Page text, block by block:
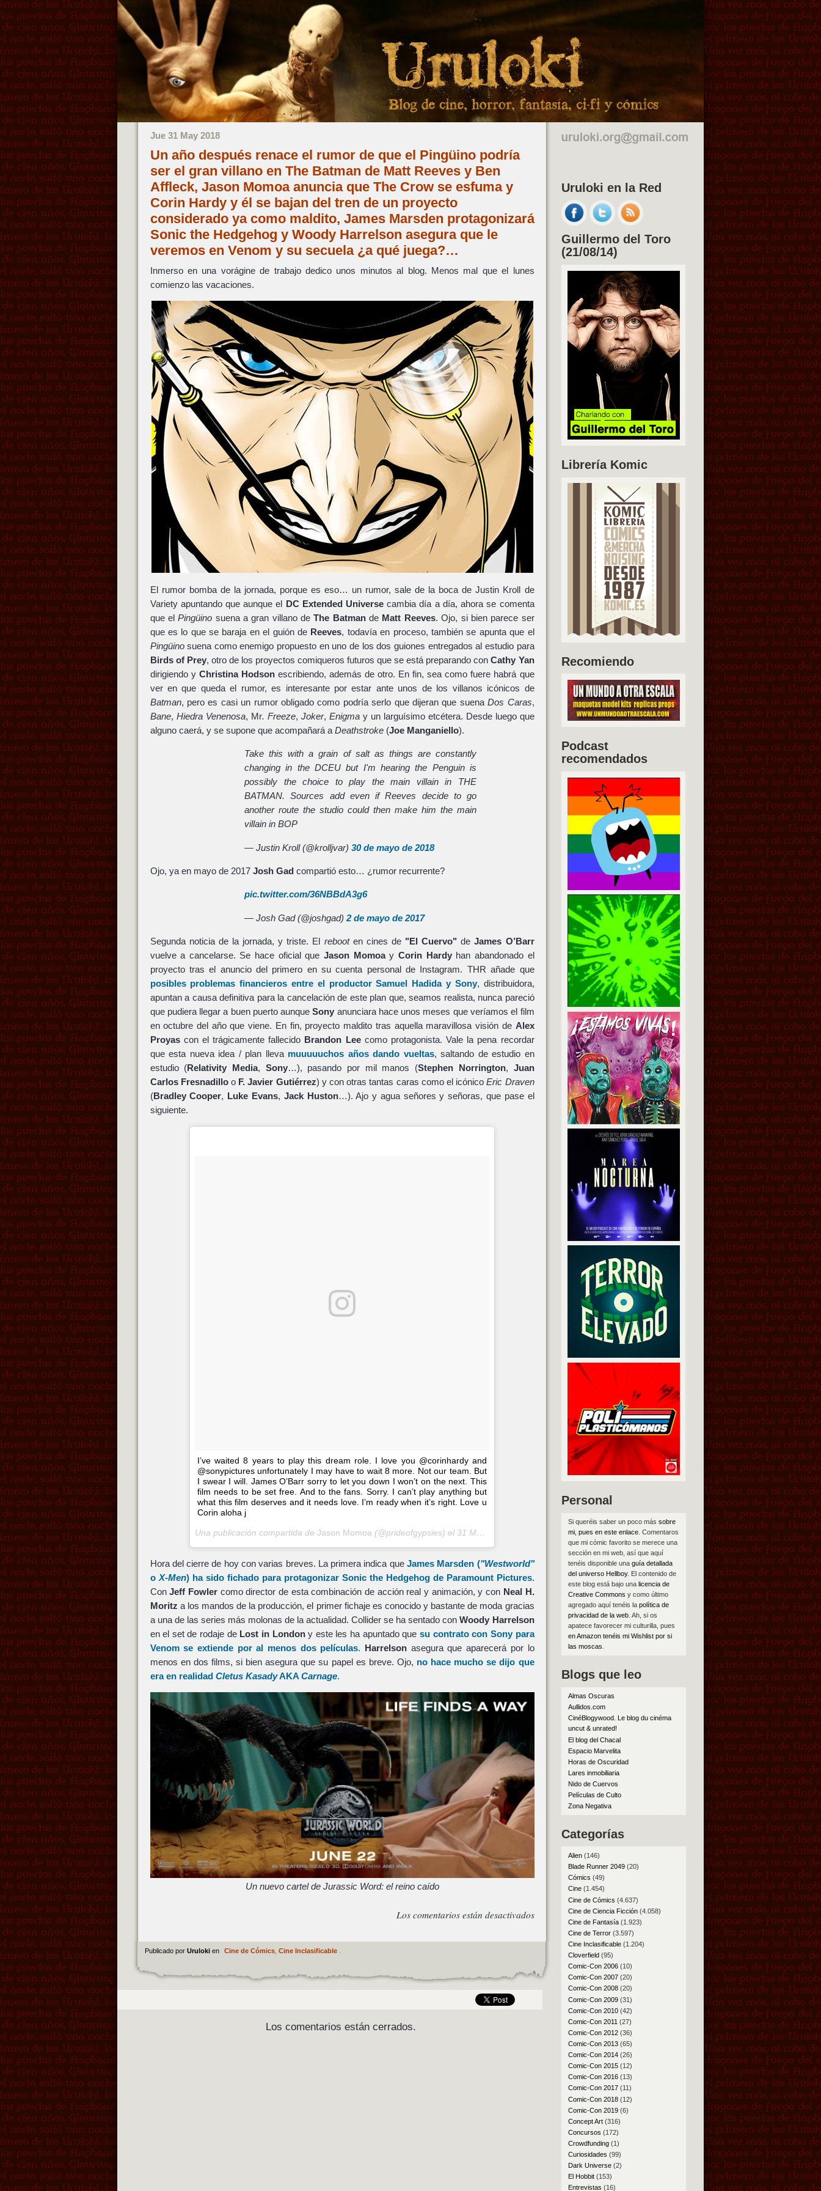
Jue 31 May 2018
Un año después renace el rumor de que el Pingüino podría
ser el gran villano en The Batman de Matt Reeves y Ben
Affleck, Jason Momoa anuncia que The Crow se esfuma y
Corin Hardy y él se bajan del tren de un proyecto
considerado ya como maldito, James Marsden protagonizará
Sonic the Hedgehog y Woody Harrelson asegura que le
veremos en Venom y su secuela ¿a qué juega?…
Inmerso en una vorágine de trabajo dedico unos minutos al blog. Menos mal que el lunes
comienzo las vacaciones.
El rumor bomba de la jornada, porque es eso… un rumor, sale de la boca de Justin Kroll de
Variety apuntando que aunque el DC Extended Universe cambia día a día, ahora se comenta
que elPingüino suena a gran villano deThe Batmande Matt Reeves. Ojo, si bien parece ser
que es lo que se baraja en el guión de Reeves, todavía en proceso, también se apunta que el
Pingüinosuena como enemigo propuesto en uno de los dos guiones entregados al estudio para
Birds of Prey, otro de los proyectos comiqueros futuros que se está preparando conCathy Yan
dirigiendo y Christina Hodsonescribiendo, además de otro. En fin, sea como fuere habrá que
ver en que queda el rumor, es interesante por estar ante unos de los villanos icónicos de
Batman, pero es casi un rumor obligado como podría serlo que dijeran que suenaDos Caras,
Bane, Hiedra Venenosa, Mr. Freeze, Joker, Enigmay un larguísimo etcétera. Desde luego que
alguno caerá, y se supone que acompañará a Deathstroke(Joe Manganiello).
Take this with a grain of salt as things are constantly
changing in the DCEU but I'm hearing the Penguin is
possibly the choice to play the main villain in THE
BATMAN. Sources add even if Reeves decide to go
another route the studio could then make him the main
villain in BOP
— Justin Kroll (@krolljvar)30 de mayo de 2018
Ojo, ya en mayo de 2017 Josh Gadcompartió esto… ¿rumor recurrente?
pic.twitter.com/36NBBdA3g6
— Josh Gad (@joshgad)2 de mayo de 2017
Segunda noticia de la jornada, y triste. El rebooten cines de "El Cuervo" deJames O’Barr
vuelve a cancelarse. Se hace oficial queJason Momoay Corin Hardyhan abandonado el
proyecto tras el anuncio del primero en su cuenta personal de Instagram. THR añade que
posibles problemas financieros entre el productorSamuel Hadiday Sony, distribuidora,
apuntan a causa definitiva para la cancelación de este plan que, seamos realista, nunca pareció
que pudiera llegar a buen puerto aunqueSony anunciara hace unos meses que veríamos el film
en octubre del año que viene. En fin, proyecto maldito tras aquella maravillosa visión de Alex
Proyascon el trágicamente fallecido Brandon Leecomo protagonista. Vale la pena recordar
que esta nueva idea / plan lleva muuuuuchos años dando vueltas, saltando de estudio en
estudio (Relativity Media, Sony…), pasando por mil manos (Stephen Norrington, Juan
Carlos Fresnadilloo F. Javier Gutiérrez) y con otras tantas caras como el icónicoEric Draven
(Bradley Cooper, Luke Evans, Jack Huston…). Ajo y agua señores y señoras, que pase el
siguiente.
I’ve waited 8 years to play this dream role. I love you @corinhardy and
@sonypictures unfortunately I may have to wait 8 more. Not our team. But
I swear I will. James O’Barr sorry to let you down I won’t on the next. This
film needs to be set free. And to the fans. Sorry. I can’t play anything but
what this film deserves and it needs love. I’m ready when it’s right. Love u
Corin aloha j
Una publicación compartida deJason Momoa (@prideofgypsies) el 31 May, 2018 a las 9:15 PDT
Hora del cierre de hoy con varias breves. La primera indica que James Marsden ("Westworld"
o X-Men) ha sido fichado para protagonizar Sonic the Hedgehog de Paramount Pictures.
ConJeff Fowlercomo director de esta combinación de acción real y animación, y con Neal H.
Moritz a los mandos de la producción, el primer fichaje es conocido y bastante de moda gracias
a una de las series más molonas de la actualidad. Collider se ha sentado conWoody Harrelson
en el set de rodaje de Lost in Londony este les ha apuntado quesu contrato con Sonypara
Venomse extiende por al menos dos películas. Harrelson asegura que aparecerá por lo
menos en dos films, si bien asegura que su papel es breve. Ojo, no hace mucho se dijo que
era en realidad Cletus KasadyAKA Carnage.
Un nuevo cartel de Jurassic Word: el reino caído
Los comentarios están desactivados
Publicado por Uruloki en Cine de Cómics, Cine Inclasificable.
Los comentarios están cerrados.
Uruloki en la Red
Guillermo del Toro
(21/08/14)
Librería Komic
Recomiendo
Podcast
recomendados
Personal
Si queréis saber un poco más sobre
mi, pues en este enlace. Comentaros
que mi cómic favorito se merece una
sección en mi web, así que aquí
tenéis disponible una guía detallada
del universo Hellboy. El contenido de
este blog está bajo una licencia de
Creative Commons y como último
agregado aquí tenéis la política de
privacidad de la web. Ah, si os
apatece favorecer mi culturilla, pues
en Amazon tenéis mi Wishlist por si
las moscas
Blogs que leo
Almas Oscuras
Aullidos.com
CinéBlogywood. Le blog du cinéma
uncut & unrated!
El blog del Chacal
Espacio Marvelita
Horas de Oscuridad
Lares inmobiliaria
Nido de Cuervos
Películas de Culto
Zona Negativa
Categorías
Alien(146)
Blade Runner 2049(20)
Cómics (49)
Cine(1.454)
Cine de Cómics (4.637)
Cine de Ciencia Ficción(4.058)
Cine de Fantasía(1.923)
Cine de Terror(3.597)
Cine Inclasificable(1.204)
Cloverfield(95)
Comic-Con 2006(10)
Comic-Con 2007(20)
Comic-Con 2008(20)
Comic-Con 2009(31)
Comic-Con 2010(42)
Comic-Con 2011 (27)
Comic-Con 2012(36)
Comic-Con 2013(65)
Comic-Con 2014(26)
Comic-Con 2015(12)
Comic-Con 2016(13)
Comic-Con 2017(11)
Comic-Con 2018(12)
Comic-Con 2019(6)
Concept Art(316)
Concursos (172)
Crowdfunding(1)
Curiosidades (99)
Dark Universe(2)
El Hobbit(153)
Entrevistas (16)